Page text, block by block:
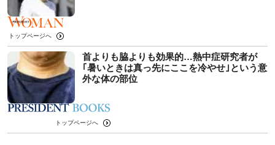
トップページへ
首よりも脇よりも効果的…熱中症研究者が
｢暑いときは真っ先にここを冷やせ｣という意
外な体の部位
トップページへ